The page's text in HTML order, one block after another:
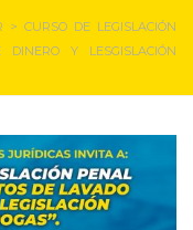
> CURSO DE LEGISLACIÓN
Y LESGISLACIÓN